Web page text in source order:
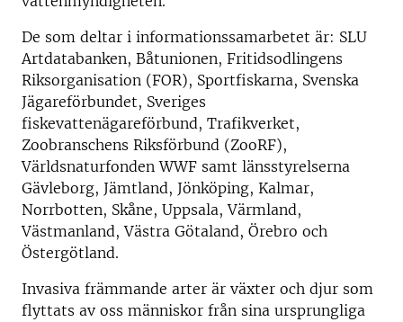
De som deltar i informationssamarbetet är: SLU
Artdatabanken, Båtunionen, Fritidsodlingens
Riksorganisation (FOR), Sportfiskarna, Svenska
Jägareförbundet, Sveriges
fiskevattenägareförbund, Trafikverket,
Zoobranschens Riksförbund (ZooRF),
Världsnaturfonden WWF samt länsstyrelserna
Gävleborg, Jämtland, Jönköping, Kalmar,
Norrbotten, Skåne, Uppsala, Värmland,
Västmanland, Västra Götaland, Örebro och
Östergötland.
Invasiva främmande arter är växter och djur som
flyttats av oss människor från sina ursprungliga